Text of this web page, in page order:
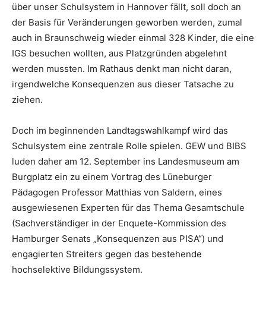
über unser Schulsystem in Hannover fällt, soll doch an
der Basis für Veränderungen geworben werden, zumal
auch in Braunschweig wieder einmal 328 Kinder, die eine
IGS besuchen wollten, aus Platzgründen abgelehnt
werden mussten. Im Rathaus denkt man nicht daran,
irgendwelche Konsequenzen aus dieser Tatsache zu
ziehen.
Doch im beginnenden Landtagswahlkampf wird das
Schulsystem eine zentrale Rolle spielen. GEW und BIBS
luden daher am 12. September ins Landesmuseum am
Burgplatz ein zu einem Vortrag des Lüneburger
Pädagogen Professor Matthias von Saldern, eines
ausgewiesenen Experten für das Thema Gesamtschule
(Sachverständiger in der Enquete-Kommission des
Hamburger Senats „Konsequenzen aus PISA“) und
engagierten Streiters gegen das bestehende
hochselektive Bildungssystem.